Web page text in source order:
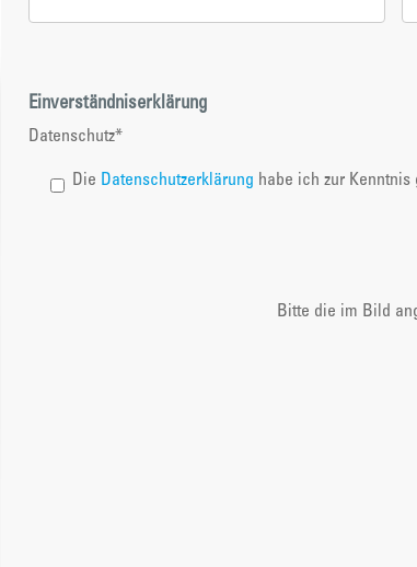
Einverständniserklärung
Datenschutz*
Die Datenschutzerklärung habe ich zur Kenntnis
Bitte die im Bild